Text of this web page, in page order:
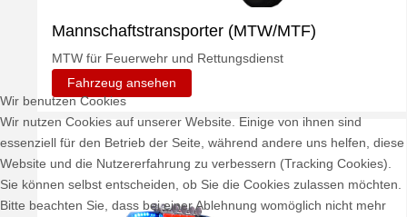
Mannschaftstransporter (MTW/MTF)
MTW für Feuerwehr und Rettungsdienst
Fahrzeug ansehen
Wir benutzen Cookies
Wir nutzen Cookies auf unserer Website. Einige von ihnen sind
essenziell für den Betrieb der Seite, während andere uns helfen, diese
Website und die Nutzererfahrung zu verbessern (Tracking Cookies).
Sie können selbst entscheiden, ob Sie die Cookies zulassen möchten.
Bitte beachten Sie, dass bei einer Ablehnung womöglich nicht mehr